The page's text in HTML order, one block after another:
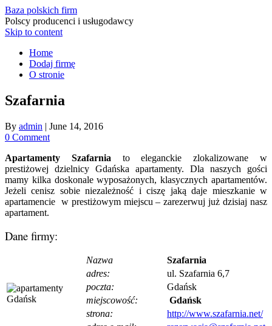
Baza polskich firm
Polscy producenci i usługodawcy
Skip to content
Home
Dodaj firmę
O stronie
Szafarnia
By admin | June 14, 2016
0 Comment
Apartamenty Szafarnia to eleganckie zlokalizowane w
prestiżowej dzielnicy Gdańska apartamenty. Dla naszych gości
mamy kilka doskonale wyposażonych, klasycznych apartamentów.
Jeżeli cenisz sobie niezależność i ciszę jaką daje mieszkanie w
apartamencie w prestiżowym miejscu – zarezerwuj już dzisiaj nasz
apartament.
Dane firmy:
Nazwa
Szafarnia
adres:
ul. Szafarnia 6,7
poczta:
Gdańsk
miejscowość:
Gdańsk
strona:
http://www.szafarnia.net/